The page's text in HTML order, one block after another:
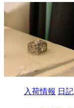
入荷情報 日記